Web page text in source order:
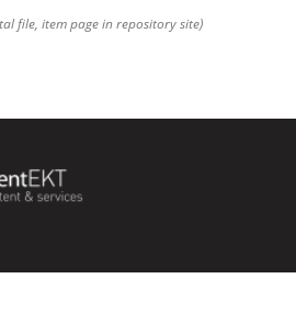
file, item page in repository site)